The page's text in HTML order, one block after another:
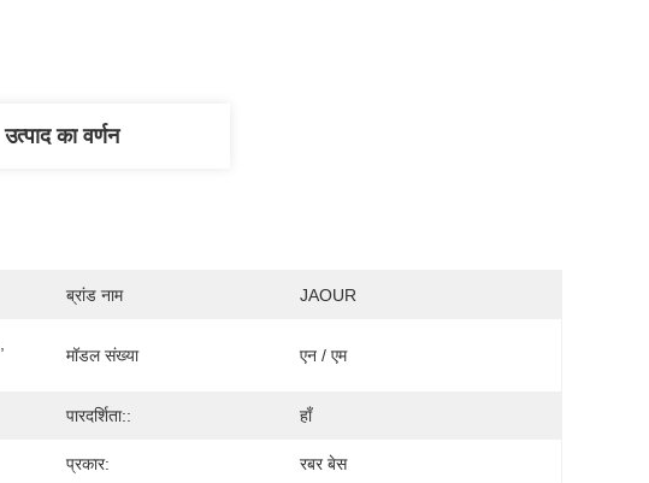
उत्पाद का वर्णन
ब्रांड नाम JAOUR
मॉडल संख्या एन / एम
पारदर्शिता:: हाँ
प्रकार: रबर बेस